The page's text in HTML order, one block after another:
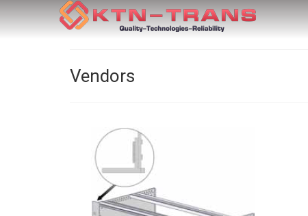
Vendors